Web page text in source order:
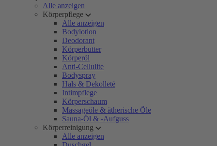
Alle anzeigen
Körperpflege
Alle anzeigen
Bodylotion
Deodorant
Körperbutter
Körperöl
Anti-Cellulite
Bodyspray
Hals & Dekolleté
Intimpflege
Körperschaum
Massageöle & ätherische Öle
Sauna-Öl & -Aufguss
Körperreinigung
Alle anzeigen